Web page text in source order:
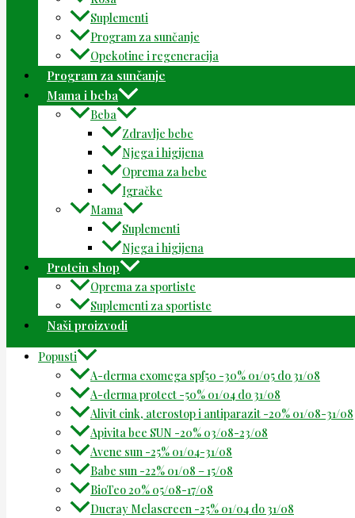
Suplementi
Program za sunčanje
Opekotine i regeneracija
Program za sunčanje
Mama i beba
Beba
Zdravlje bebe
Njega i higijena
Oprema za bebe
Igračke
Mama
Suplementi
Njega i higijena
Protein shop
Oprema za sportiste
Suplementi za sportiste
Naši proizvodi
Popusti
A-derma exomega spf50 -30% 01/05 do 31/08
A-derma protect -50% 01/04 do 31/08
Alivit cink, aterostop i antiparazit -20% 01/08-31/08
Apivita bee SUN -20% 03/08-23/08
Avene sun -25% 01/04-31/08
Babe sun -22% 01/08 – 15/08
BioTeo 20% 05/08-17/08
Ducray Melascreen -25% 01/04 do 31/08